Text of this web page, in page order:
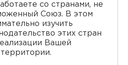
со странами, не
Союз. В этом
изучить
этих стран
Вашей